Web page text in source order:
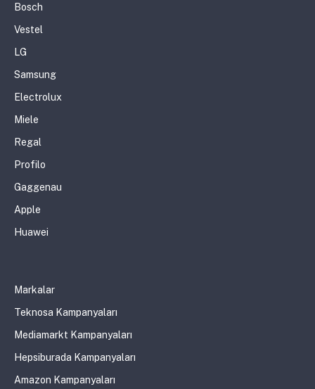
Bosch
Vestel
LG
Samsung
Electrolux
Miele
Regal
Profilo
Gaggenau
Apple
Huawei
Markalar
Teknosa Kampanyaları
Mediamarkt Kampanyaları
Hepsiburada Kampanyaları
Amazon Kampanyaları